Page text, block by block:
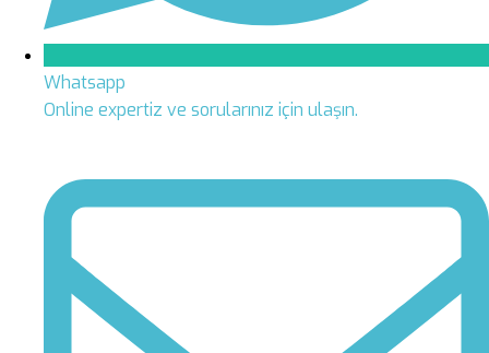
Whatsapp
Online expertiz ve sorularınız için ulaşın.